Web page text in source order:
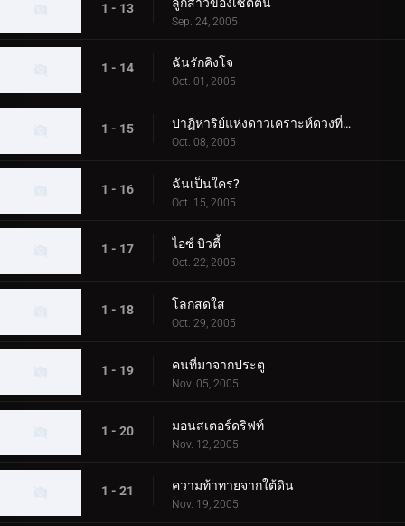
1 - 13
Sep. 24, 2005
1 - 14 ฉันรักคิงโจ
Oct. 01, 2005
1 - 15 ปาฏิหาริย์แห่งดาวเคราะห์ดวงที่สาม
Oct. 08, 2005
1 - 16 ฉันเป็นใคร?
Oct. 15, 2005
1 - 17 ไอซ์ บิวตี้
Oct. 22, 2005
1 - 18 โลกสดใส
Oct. 29, 2005
1 - 19 คนที่มาจากประตู
Nov. 05, 2005
1 - 20 มอนสเตอร์ดริฟท์
Nov. 12, 2005
1 - 21 ความท้าทายจากใต้ดิน
Nov. 19, 2005